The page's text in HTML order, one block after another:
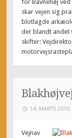
for Bavnehøj ved
skar vejen sig
blotlagde
der blandt andet
skifter:
Blakhøjvej
14. MARTS 2010
Vejnav